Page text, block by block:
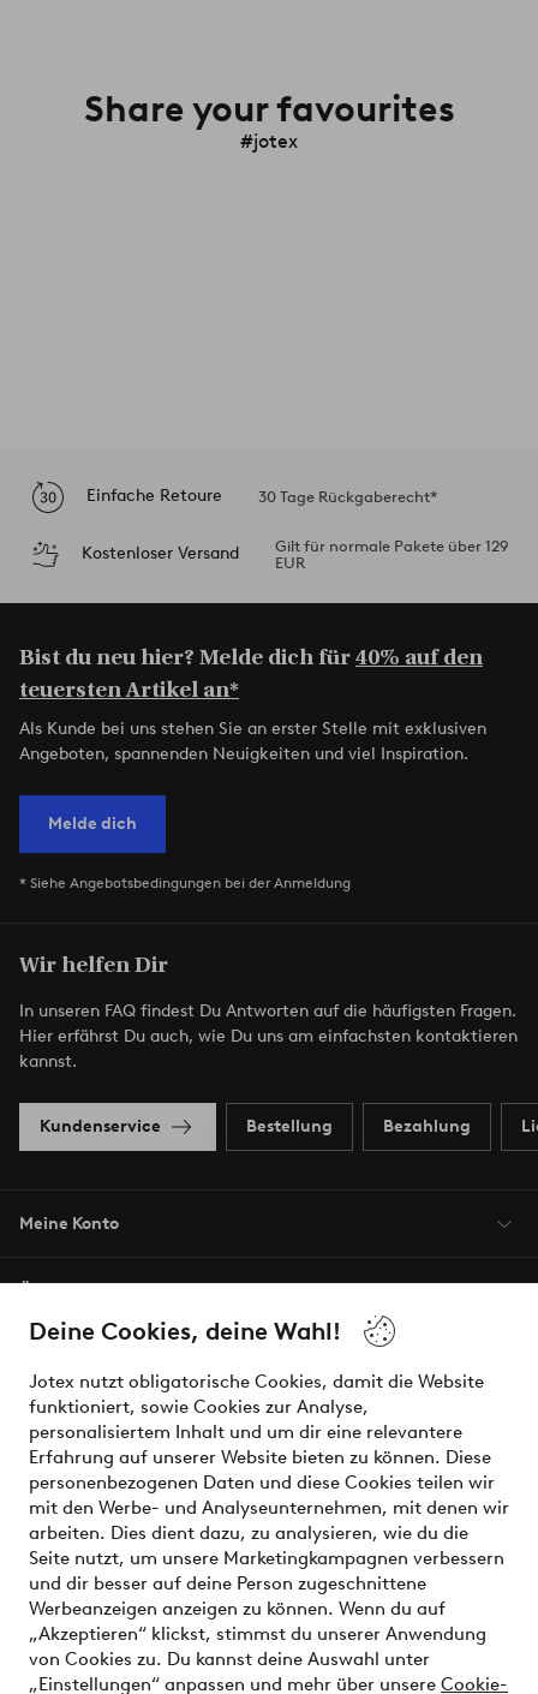
Deine Cookies, deine Wahl!
Jotex nutzt obligatorische Cookies, damit die Website
funktioniert, sowie Cookies zur Analyse,
personalisiertem Inhalt und um dir eine relevantere
Erfahrung auf unserer Website bieten zu können. Diese
personenbezogenen Daten und diese Cookies teilen wir
mit den Werbe- und Analyseunternehmen, mit denen wir
arbeiten. Dies dient dazu, zu analysieren, wie du die
Seite nutzt, um unsere Marketingkampagnen verbessern
und dir besser auf deine Person zugeschnittene
Werbeanzeigen anzeigen zu können. Wenn du auf
„Akzeptieren“ klickst, stimmst du unserer Anwendung
von Cookies zu. Du kannst deine Auswahl unter
„Einstellungen“ anpassen und mehr über unsere Cookie-
Share your favourites
#jotex
Einfache Retoure 30 Tage Rückgaberecht*
Kostenloser Versand
Gilt für normale Pakete über 129
EUR
Bist du neu hier? Melde dich für40% auf den
teuersten Artikel an*
Als Kunde bei uns stehen Sie an erster Stelle mit exklusiven
Angeboten, spannenden Neuigkeiten und viel Inspiration.
Melde dich
* Siehe Angebotsbedingungen bei der Anmeldung
Wir helfen Dir
In unseren FAQ findest Du Antworten auf die häufigsten Fragen.
Hier erfährst Du auch, wie Du uns am einfachsten kontaktieren
kannst.
Kundenservice Bestellung Bezahlung
Meine Konto
Bedingungen
Sichere Zahlungen - Jetzt bezahlen oder aufteilen
Möchtest du mehr über unsere
Zahlungsmöglichkeitenerfahren?